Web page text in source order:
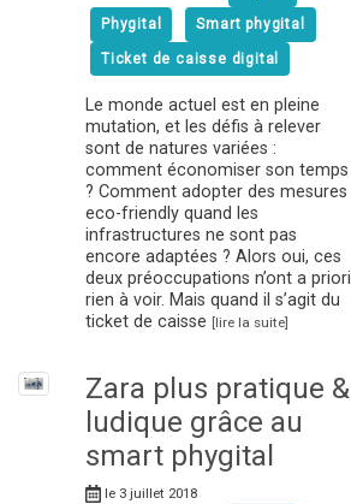
Phygital Smart phygital
Ticket de caisse digital
Le monde actuel est en pleine
mutation, et les défis à relever
sont de natures variées :
comment économiser son temps
? Comment adopter des mesures
eco-friendly quand les
infrastructures ne sont pas
encore adaptées ? Alors oui, ces
deux préoccupations n’ont a priori
rien à voir. Mais quand il s’agit du
ticket de caisse [lire la suite]
Zara plus pratique &
ludique grâce au
smart phygital
le 3 juillet 2018